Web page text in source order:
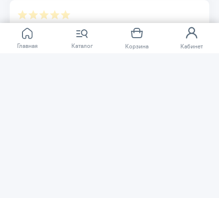
Главная Каталог Корзина Кабинет
Отзывов ещё нет.
Расскажите о товаре, который приобрели у нас.